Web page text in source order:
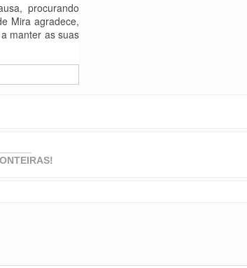
procurando
Mira agradece,
manter as suas